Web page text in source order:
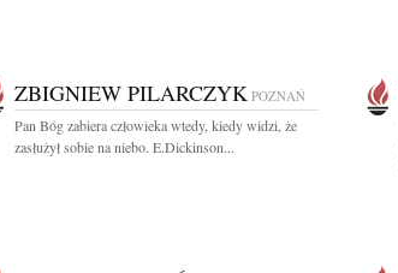
ZBIGNIEW PILARCZYK POZNAŃ
Pan Bóg zabiera człowieka wtedy, kiedy widzi, że
zasłużył sobie na niebo. E.Dickinson...